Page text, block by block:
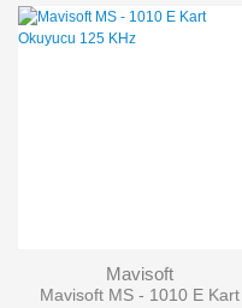
Mavisoft
Mavisoft MS - 1010 E Kart